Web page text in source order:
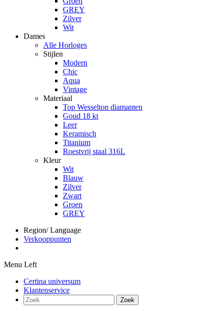
GREY
Zilver
Wit
Dames
Alle Horloges
Stijlen
Modern
Chic
Aqua
Vintage
Materiaal
Top Wesselton diamanten
Goud 18 kt
Leer
Keramisch
Titanium
Roestvrij staal 316L
Kleur
Wit
Blauw
Zilver
Zwart
Groen
GREY
Region/ Language
Verkooppunten
Menu Left
Certina universum
Klantenservice
Zoek